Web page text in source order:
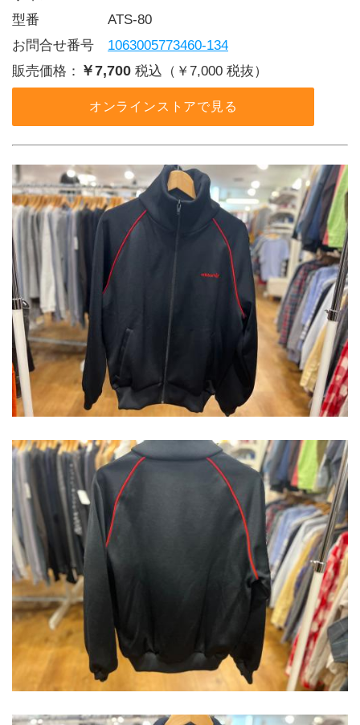
型番     ATS-80
お問合せ番号 1063005773460-134
販売価格： ￥7,700 税込（￥7,000 税抜）
オンラインストアで見る